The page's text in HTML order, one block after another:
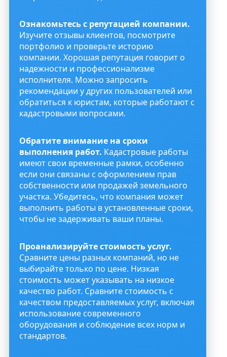
Ознакомьтесь с репутацией компании.
Изучите отзывы клиентов, посмотрите
портфолио и проверьте историю
компании. Хорошая репутация говорит о
надежности и профессионализме
исполнителя. Можно запросить
рекомендации у других пользователей или
обратиться к юристам, которые работают с
кадастровыми вопросами.
Обратите внимание на сроки
выполнения работ. Кадастровые работы
имеют свои временные рамки, особенно
если они связаны с оформлением прав
собственности или продажей земельного
участка. Убедитесь, что компания может
выполнить работы в установленные сроки,
чтобы не задерживать ваши планы.
Проанализируйте стоимость услуг.
Сравните цены разных компаний, но не
выбирайте только по цене. Низкая
стоимость может указывать на низкое
качество работ. Сравните стоимость с
качеством предоставляемых услуг, включая
использование современного
оборудования и соблюдение всех норм и
стандартов.